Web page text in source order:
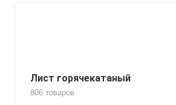
Лист горячекатаный
806 товаров